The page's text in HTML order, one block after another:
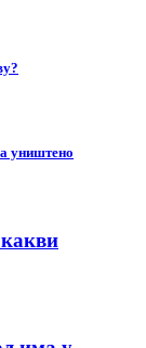
уништено